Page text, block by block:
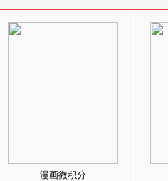
漫画微积分